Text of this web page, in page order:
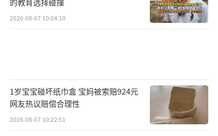
任，张某某称孩子是摔倒，不承认漏电，并只
2026-08-07 10:04:10
1岁宝宝碰坏纸巾盒 宝妈被索赔924元
网友热议赔偿合理性
2026-08-07 10:22:51